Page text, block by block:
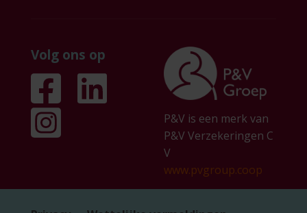
Volg ons op
P&V is een merk van
P&V Verzekeringen C
V
www.pvgroup.coop